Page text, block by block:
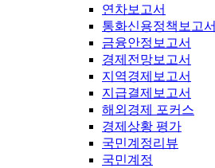
연차보고서
통화신용정책보고서
금융안정보고서
경제전망보고서
지역경제보고서
지급결제보고서
해외경제 포커스
경제상황 평가
국민계정리뷰
국민계정